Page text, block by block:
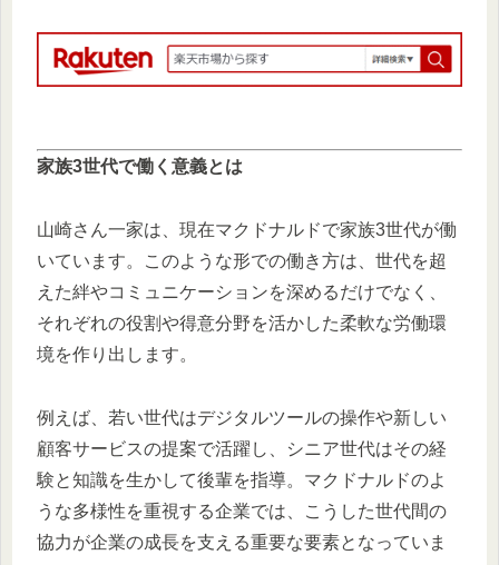
家族3世代で働く意義とは
山崎さん一家は、現在マクドナルドで家族3世代が働
いています。このような形での働き方は、世代を超
えた絆やコミュニケーションを深めるだけでなく、
それぞれの役割や得意分野を活かした柔軟な労働環
境を作り出します。
例えば、若い世代はデジタルツールの操作や新しい
顧客サービスの提案で活躍し、シニア世代はその経
験と知識を生かして後輩を指導。マクドナルドのよ
うな多様性を重視する企業では、こうした世代間の
協力が企業の成長を支える重要な要素となっていま